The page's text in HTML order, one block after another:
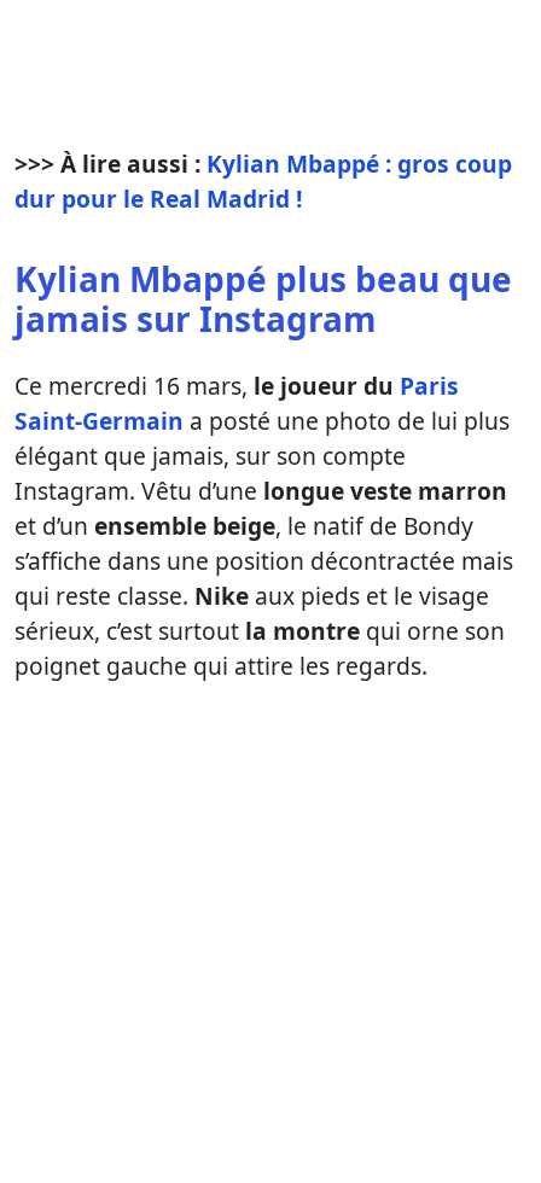
>>> À lire aussi : Kylian Mbappé : gros coup
dur pour le Real Madrid !
Kylian Mbappé plus beau que
jamais sur Instagram
Ce mercredi 16 mars, le joueur du Paris
Saint-Germain a posté une photo de lui plus
élégant que jamais, sur son compte
Instagram. Vêtu d’une longue veste marron
et d’un ensemble beige, le natif de Bondy
s’affiche dans une position décontractée mais
qui reste classe. Nike aux pieds et le visage
sérieux, c’est surtout la montre qui orne son
poignet gauche qui attire les regards.